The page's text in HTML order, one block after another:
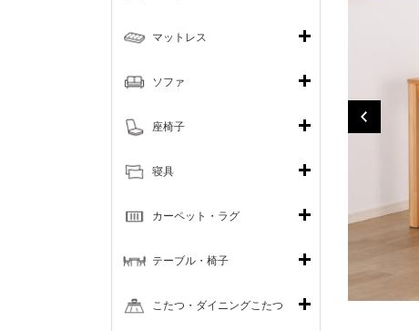
マットレス
ソファ
寝具
座椅子
カーペット・ラグ
テーブル・椅子
こたつ・ダイニングこたつ